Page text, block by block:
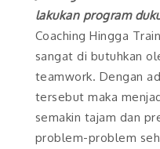
lakukan program
Coaching Hingga
sangat di butuhkan
teamwork. Dengan
tersebut maka
semakin tajam dan
problem-problem